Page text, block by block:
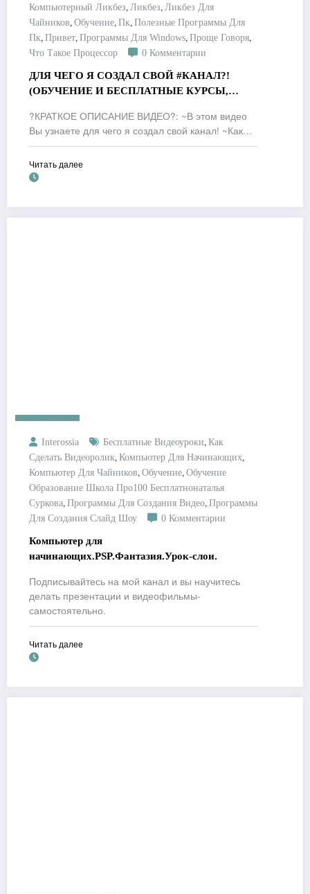
Компьютерный Ликбез, Ликбез, Ликбез Для
Чайников, Обучение, Пк, Полезные Программы Для
Пк, Привет, Программы Для Windows, Проще Говоря,
Что Такое Процессор 0 Комментарии
ДЛЯ ЧЕГО Я СОЗДАЛ СВОЙ #КАНАЛ?!
(ОБУЧЕНИЕ И БЕСПЛАТНЫЕ КУРСЫ,
?КРАТКОЕ ОПИСАНИЕ ВИДЕО?: ~В этом видео
Вы узнаете для чего я создал свой канал! ~Как…
Читать далее
Бизнес Онлайн
Interossia Бесплатные Видеоуроки, Как
Сделать Видеоролик, Компьютер Для Начинающих,
Компьютер Для Чайников, Обучение, Обучение
Образование Школа Про100 Бесплатнонаталья
Суркова, Программы Для Создания Видео, Программы
Для Создания Слайд Шоу
0 Комментарии
Компьютер для
начинающих.PSP.Фантазия.Урок-слои.
Подписывайтесь на мой канал и вы научитесь
делать презентации и видеофильмы-
самостоятельно.
Читать далее